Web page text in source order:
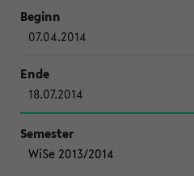
07.04.2014
18.07.2014
WiSe 2013/2014